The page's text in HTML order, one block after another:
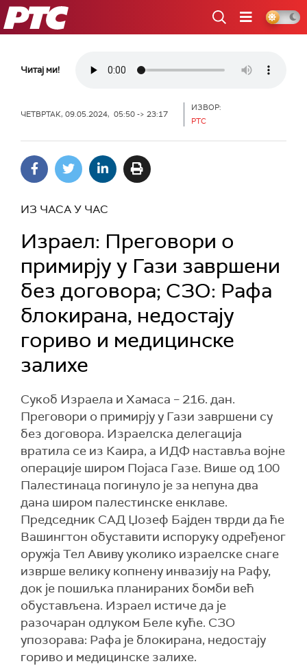
РТС
Читај ми!
ЧЕТВРТАК, 09.05.2024, 05:50 -> 23:17
ИЗВОР:
РТС
ИЗ ЧАСА У ЧАС
Израел: Преговори о
примирју у Гази завршени
без договора; СЗО: Рафа
блокирана, недостају
гориво и медицинске
залихе
Сукоб Израела и Хамаса – 216. дан.
Преговори о примирју у Гази завршени су
без договора. Израелска делегација
вратила се из Каира, а ИДФ наставља војне
операције широм Појаса Газе. Више од 100
Палестинаца погинуло је за непуна два
дана широм палестинске енклаве.
Председник САД Џозеф Бајден тврди да ће
Вашингтон обуставити испоруку одређеног
оружја Тел Авиву уколико израелске снаге
изврше велику копнену инвазију на Рафу,
док је пошиљка планираних бомби већ
обустављена. Израел истиче да је
разочаран одлуком Беле куће. СЗО
упозорава: Рафа је блокирана, недостају
гориво и медицинске залихе.